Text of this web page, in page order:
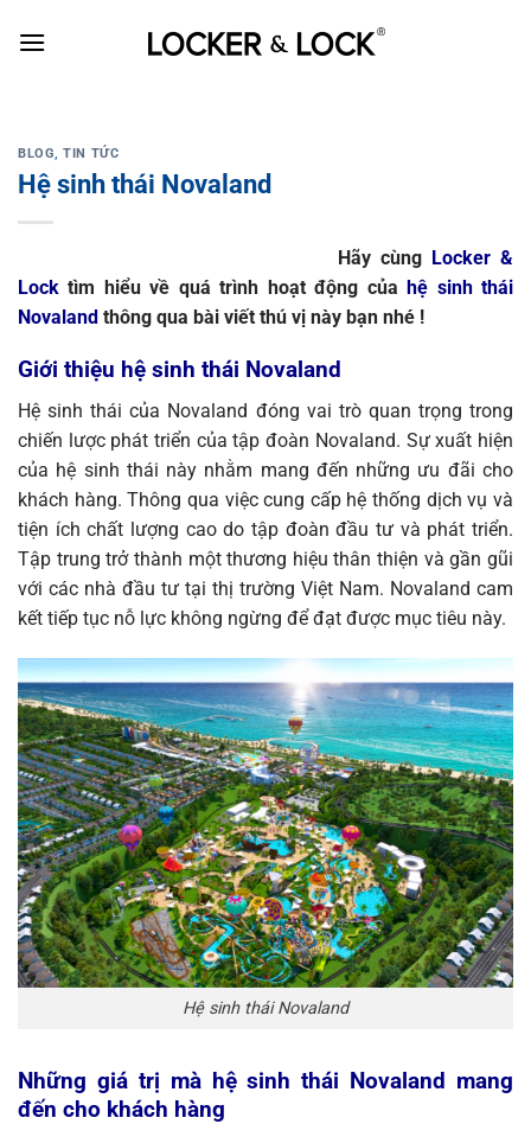
BLOG,TIN TỨC
Hệ sinh thái Novaland
Hãy cùng Locker &
Lock tìm hiểu về quá trình hoạt động của hệ sinh thái
Novaland thông qua bài viết thú vị này bạn nhé !
Giới thiệu hệ sinh thái Novaland
Hệ sinh thái của Novaland đóng vai trò quan trọng trong
chiến lược phát triển của tập đoàn Novaland. Sự xuất hiện
của hệ sinh thái này nhằm mang đến những ưu đãi cho
khách hàng. Thông qua việc cung cấp hệ thống dịch vụ và
tiện ích chất lượng cao do tập đoàn đầu tư và phát triển.
Tập trung trở thành một thương hiệu thân thiện và gần gũi
với các nhà đầu tư tại thị trường Việt Nam. Novaland cam
kết tiếp tục nỗ lực không ngừng để đạt được mục tiêu này.
Hệ sinh thái Novaland
Những giá trị mà hệ sinh thái Novaland mang
đến cho khách hàng